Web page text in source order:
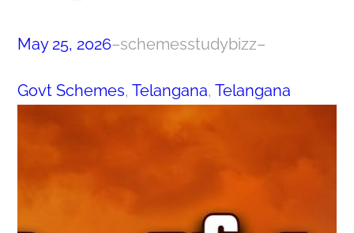
May 25, 2026–schemesstudybizz–
Govt Schemes, Telangana, Telangana